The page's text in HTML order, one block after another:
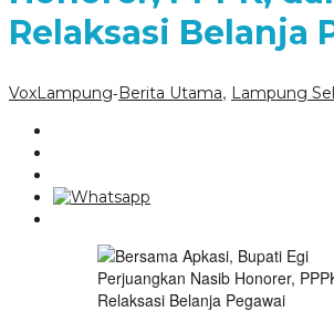
Relaksasi Belanja
VoxLampung-Berita Utama, Lampung